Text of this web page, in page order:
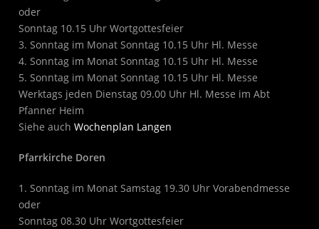
oder
Sonntag 10.15 Uhr Wortgottesfeier
3. Sonntag im Monat Sonntag 10.15 Uhr Hl. Messe
4. Sonntag im Monat Sonntag 10.15 Uhr Hl. Messe
5. Sonntag im Monat Sonntag 10.15 Uhr Hl. Messe
Werktags jeden Dienstag 09.00 Uhr Hl. Messe im Abt
Pfanner Heim
Siehe auchWochenplan Langen
Pfarrkirche Doren
1. Sonntag im Monat Samstag 19.30 Uhr Vorabendmesse
oder
Sonntag 08.30 Uhr Wortgottesfeier